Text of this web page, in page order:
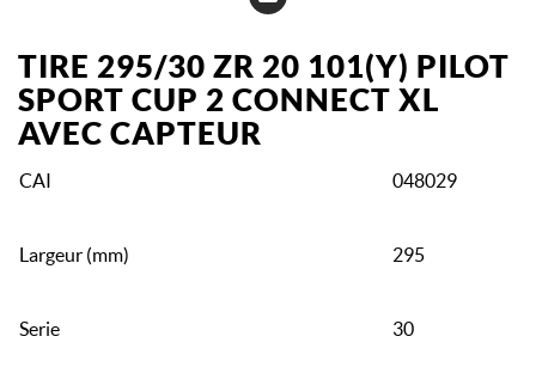
TIRE 295/30 ZR 20 101(Y) PILOT
SPORT CUP 2 CONNECT XL
AVEC CAPTEUR
CAI 048029
Largeur (mm) 295
Serie 30